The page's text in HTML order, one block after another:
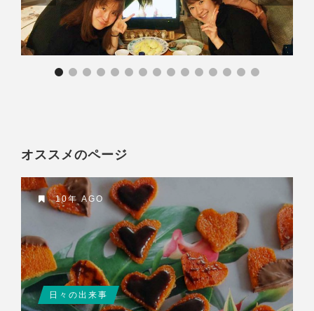
オススメのページ
10年 AGO
日々の出来事